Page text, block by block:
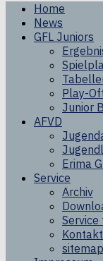
Home
News
GFL Juniors
Play-
Junior
AFVD
Erima
Service
Archiv
Kontakt
sitemap